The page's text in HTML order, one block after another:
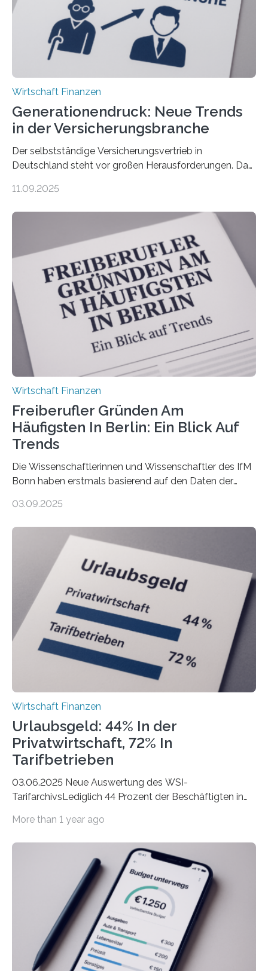
Wirtschaft Finanzen
Generationendruck: Neue Trends
in der Versicherungsbranche
Der selbstständige Versicherungsvertrieb in
Deutschland steht vor großen Herausforderungen. Das
Dr. Matthias Beenken und Prof. Dr. Lukas Linnenbrink
Bundesverbands Deutscher Versicherungskaufleute e.V.
durchgeführt haben. Die Studie basiert auf den
Antworten von 1.440 selbstständigen
Versicherungsvertreter*innen und -makler*innen. Ein
Ergebnis: Deutlich mehr als die Hälfte der Befragten ist
über 50 Jahre alt und wird in den nächsten Jahren eine
Nachfolgeregelung benötigen. Aber nur ein Drittel hat
bereits Regelungen…
11.09.2025
Wirtschaft Finanzen
Freiberufler Gründen Am
Häufigsten In Berlin: Ein Blick Auf
Trends
Die Wissenschaftlerinnen und Wissenschaftler des IfM
Bonn haben erstmals basierend auf den Daten der
Landkreise mit den meisten Gründungen von
ist demnach Berlin. Betrachtet man nur die Gründungen
der Freiberuflerinnen, so liegt Leipzig an der Spitze. In
Berlin starteten in 2024 die meisten Personen in eine
eigene freiberufliche Existenz, dahinter folgten die
Städte Hamburg, München und Köln. Betrachtet man
hingegen die Existenzgründungsintensität – die Anzahl
der freiberuflichen Gründungen je…
03.09.2025
Wirtschaft Finanzen
Urlaubsgeld: 44% In der
Privatwirtschaft, 72% In
Tarifbetrieben
03.06.2025 Neue Auswertung des WSI-
TarifarchivsLediglich 44 Prozent der Beschäftigten in
tarifgebundenen Betrieben ist der Anteil mit 72 Prozent
Unterkünfte fast überall deutlich teurer geworden. Für
viele Beschäftigte ist deshalb das zumeist im Juni oder
Juli ausgezahlte Urlaubsgeld ein wichtiger Faktor, um
sich den wohlverdienten Jahresurlaub leisten zu
können. Allerdings erhält mit 44 Prozent noch nicht
einmal die Hälfte aller Beschäftigten in der
Privatwirtschaft Urlaubsgeld. Zu diesem…
More than 1 year ago